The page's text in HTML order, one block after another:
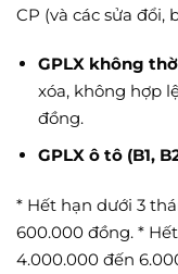
CP (và các sửa đổi,
GPLX không
xóa, không hợp
đồng.
GPLX ô tô (B1,
* Hết hạn dưới 3
600.000 đồng. *
4.000.000 đến